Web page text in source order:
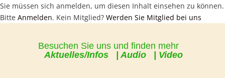
Sie müssen sich anmelden, um diesen Inhalt einsehen zu können.
Bitte Anmelden. Kein Mitglied? Werden Sie Mitglied bei uns
Besuchen Sie uns und finden mehr
Aktuelles/Infos | Audio | Video